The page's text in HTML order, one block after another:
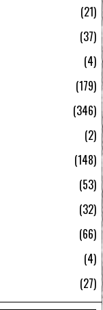
21
37
4
179
346
2
148
53
32
66
4
27